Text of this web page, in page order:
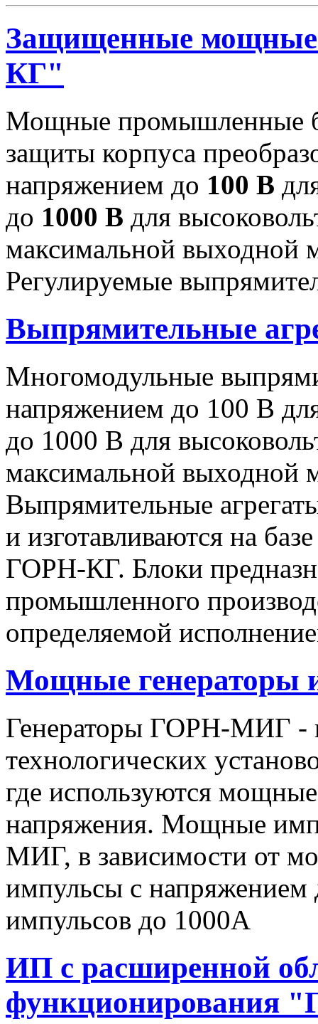
Защищенные
КГ"
Мощные промышленные
защиты корпуса
напряжением до 100 В
до 1000 В для
максимальной
Регулируемые
Выпрямительные
Многомодульные
напряжением до 100 В
до 1000 В для
максимальной
Выпрямительные
и изготавливаются на
ГОРН-КГ. Блоки
промышленного
определяемой
Мощные
Генераторы ГОРН-МИГ -
технологических
где используются
напряжения. Мощные
МИГ, в зависимости от
импульсы c
импульсов до 1000А
ИП с расширенной
функционирования